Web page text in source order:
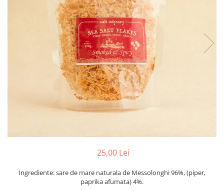
CREME ȘI PASTE TARTINABILE
CEAIURI GRECEȘTI
CIOCOLATĂ ȘI CACAO
HEALTHY SNACKS
REMEDII NATURISTE
25,00 Lei
Ingrediente: sare de mare naturala de Messolonghi 96%, (piper,
paprika afumata) 4%.